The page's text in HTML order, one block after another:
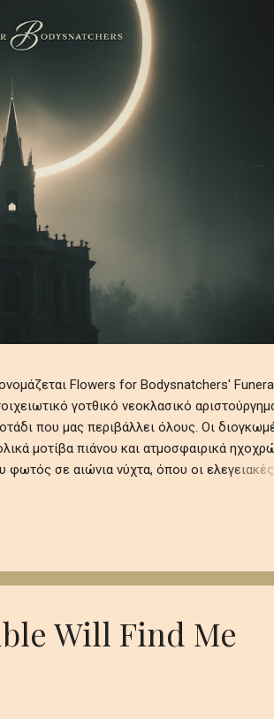
Flowers for Bodysnatchers'
γοτθικό νεοκλασικό
που μας περιβάλλει όλους. Οι
μοτίβα πιάνου και ατμοσφαιρικά
σε αιώνια νύχτα, όπου οι ελεγειακές
τους ακροατές σε ένα κινηματογραφικό
προσωπικές και καθολικές σκιές σε μια
και τα έγχορδα δημιουργούν μία
Will Find Me